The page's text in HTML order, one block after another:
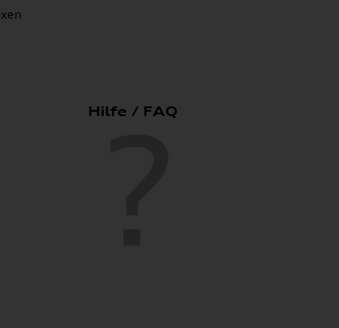
Hilfe / FAQ